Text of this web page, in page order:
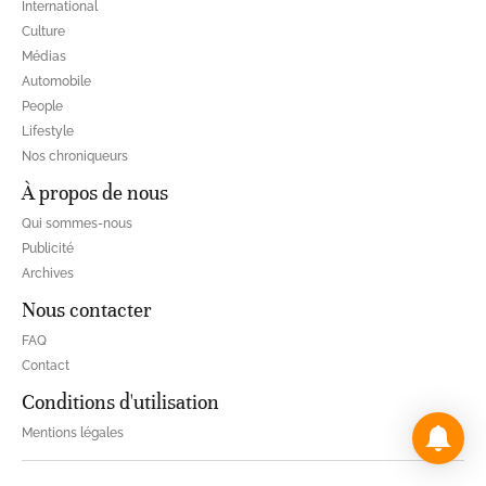
International
Culture
Médias
Automobile
People
Lifestyle
Nos chroniqueurs
À propos de nous
Qui sommes-nous
Publicité
Archives
Nous contacter
FAQ
Contact
Conditions d'utilisation
Mentions légales